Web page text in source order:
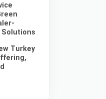
Solutions
Turkey